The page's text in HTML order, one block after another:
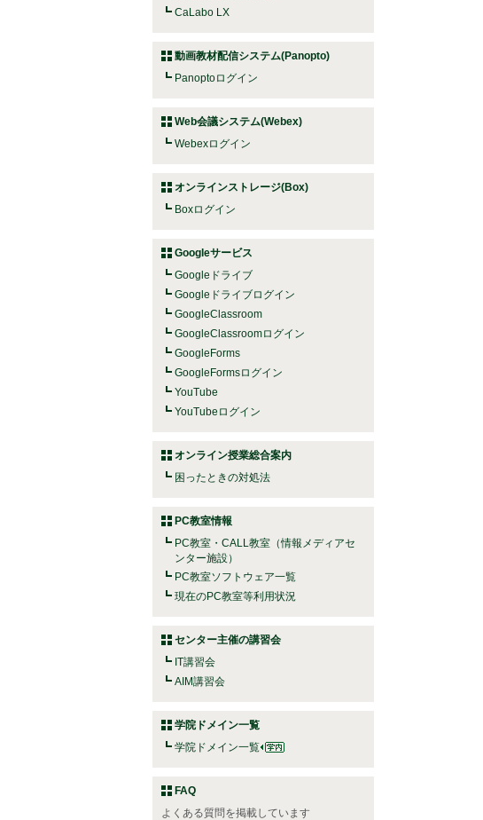
CaLabo LX
動画教材配信システム(Panopto)
Panoptoログイン
Web会議システム(Webex)
Webexログイン
オンラインストレージ(Box)
Boxログイン
Googleサービス
Googleドライブ
Googleドライブログイン
GoogleClassroom
GoogleClassroomログイン
GoogleForms
GoogleFormsログイン
YouTube
YouTubeログイン
オンライン授業総合案内
困ったときの対処法
PC教室情報
PC教室・CALL教室（情報メディアセ
ンター施設）
PC教室ソフトウェア一覧
現在のPC教室等利用状況
センター主催の講習会
IT講習会
AIM講習会
学院ドメイン一覧
学院ドメイン一覧
FAQ
よくある質問を掲載しています